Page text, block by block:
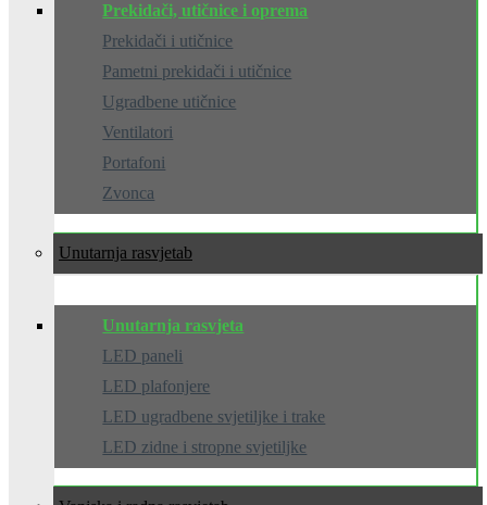
Prekidači, utičnice i oprema
Prekidači i utičnice
Pametni prekidači i utičnice
Ugradbene utičnice
Ventilatori
Portafoni
Zvonca
Unutarnja rasvjeta
Unutarnja rasvjeta
LED paneli
LED plafonjere
LED ugradbene svjetiljke i trake
LED zidne i stropne svjetiljke